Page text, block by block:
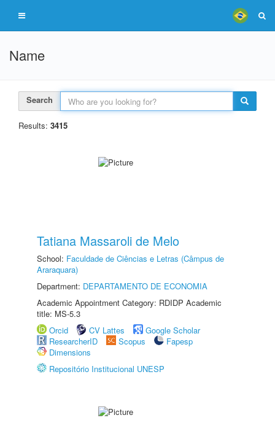
Name
Search
Results: 3415
Tatiana Massaroli de Melo
School: Faculdade de Ciências e Letras (Câmpus de
Araraquara)
Department: DEPARTAMENTO DE ECONOMIA
Academic Appointment Category: RDIDP Academic
title: MS-5.3
Orcid
CV Lattes
Google Scholar
ResearcherID
Scopus
Fapesp
Dimensions
Repositório Institucional UNESP